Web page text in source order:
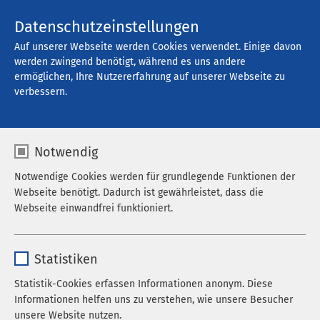
Offene Stellen
Filter
Alle Regionen
Alle Berufskategorien
10 pro Seite
Datenschutzeinstellungen
Auf unserer Webseite werden Cookies verwendet. Einige davon
werden zwingend benötigt, während es uns andere
ermöglichen, Ihre Nutzererfahrung auf unserer Webseite zu
verbessern.
Notwendig
Notwendige Cookies werden für grundlegende Funktionen der
Webseite benötigt. Dadurch ist gewährleistet, dass die
Webseite einwandfrei funktioniert.
Laufzeit 278 Tage
Statistiken
Statistik-Cookies erfassen Informationen anonym. Diese
Informationen helfen uns zu verstehen, wie unsere Besucher
unsere Website nutzen.